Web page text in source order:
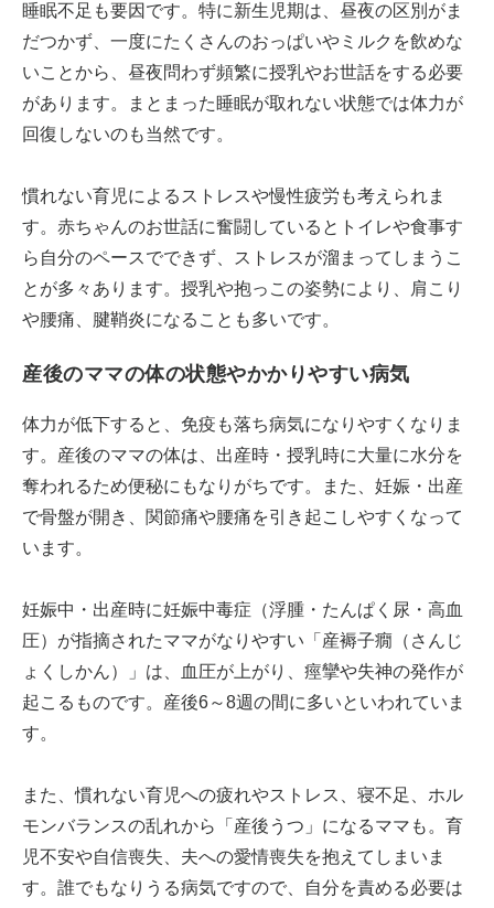
睡眠不足も要因です。特に新生児期は、昼夜の区別がま
だつかず、一度にたくさんのおっぱいやミルクを飲めな
いことから、昼夜問わず頻繁に授乳やお世話をする必要
があります。まとまった睡眠が取れない状態では体力が
回復しないのも当然です。
慣れない育児によるストレスや慢性疲労も考えられま
す。赤ちゃんのお世話に奮闘しているとトイレや食事す
ら自分のペースでできず、ストレスが溜まってしまうこ
とが多々あります。授乳や抱っこの姿勢により、肩こり
や腰痛、腱鞘炎になることも多いです。
産後のママの体の状態やかかりやすい病気
体力が低下すると、免疫も落ち病気になりやすくなりま
す。産後のママの体は、出産時・授乳時に大量に水分を
奪われるため便秘にもなりがちです。また、妊娠・出産
で骨盤が開き、関節痛や腰痛を引き起こしやすくなって
います。
妊娠中・出産時に妊娠中毒症（浮腫・たんぱく尿・高血
圧）が指摘されたママがなりやすい「産褥子癇（さんじ
ょくしかん）」は、血圧が上がり、痙攣や失神の発作が
起こるものです。産後6～8週の間に多いといわれていま
す。
また、慣れない育児への疲れやストレス、寝不足、ホル
モンバランスの乱れから「産後うつ」になるママも。育
児不安や自信喪失、夫への愛情喪失を抱えてしまいま
す。誰でもなりうる病気ですので、自分を責める必要は